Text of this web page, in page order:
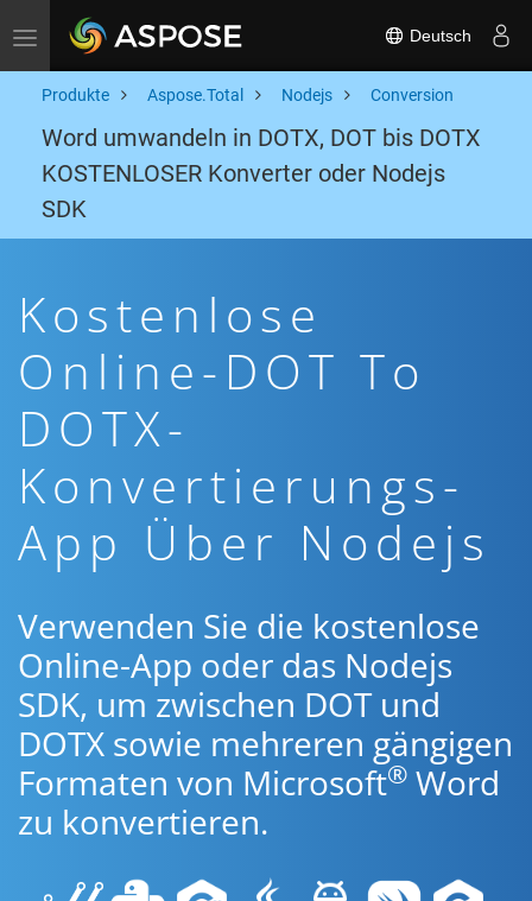
Toggle navigation Deutsch
Produkte Aspose.Total Nodejs Conversion
Word umwandeln in DOTX, DOT bis DOTX
KOSTENLOSER Konverter oder Nodejs
SDK
Kostenlose
Online-DOT To
DOTX-
Konvertierungs-
App Über Nodejs
Verwenden Sie die kostenlose
Online-App oder das Nodejs
SDK, um zwischen DOT und
DOTX sowie mehreren gängigen
Formaten von Microsoft® Word
zu konvertieren.